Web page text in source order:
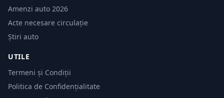
Amenzi auto 2026
Acte necesare circulație
Știri auto
UTILE
Termeni și Condiții
Politica de Confidențialitate